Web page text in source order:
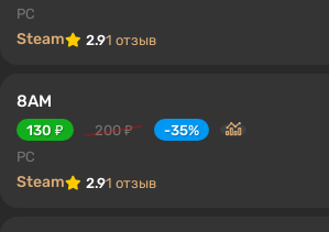
PC
Steam 2.91 отзыв
8AM
130 ₽ 200 ₽
-35%
PC
Steam 2.91 отзыв